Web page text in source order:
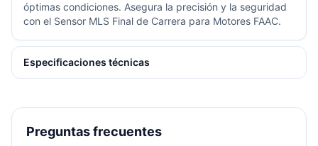
óptimas condiciones. Asegura la precisión y la seguridad
con el Sensor MLS Final de Carrera para Motores FAAC.
Especificaciones técnicas
Preguntas frecuentes